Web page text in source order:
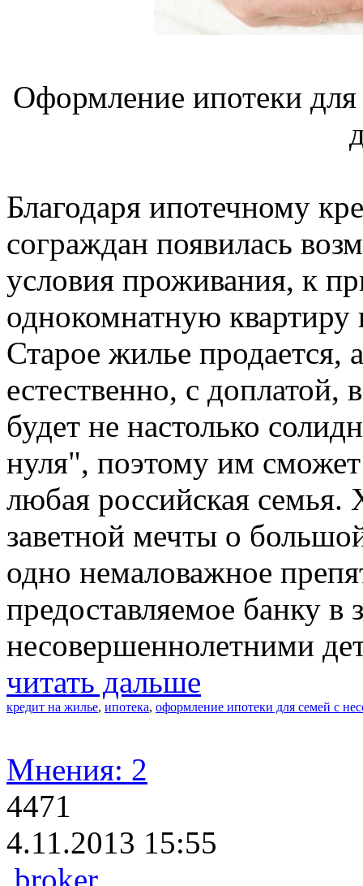
Оформление ипотеки
Благодаря ипотечному
сограждан появилась
условия проживания, к
однокомнатную
Старое жилье продается,
естественно, с доплатой,
будет не настолько
нуля", поэтому им сможет
любая российская
заветной мечты о
одно немаловажное
предоставляемое банку в
несовершеннолетними
читать дальше
кредит на жилье, ипотека, оформление ипотеки для семей с
Мнения: 2
4471
4.11.2013 15:55